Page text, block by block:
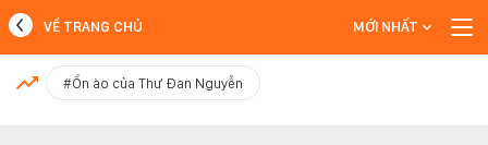
MỚI NHẤT
VỀ TRANG CHỦ MỚI NHẤT
#Ồn ào của Thư Đan Nguyễn